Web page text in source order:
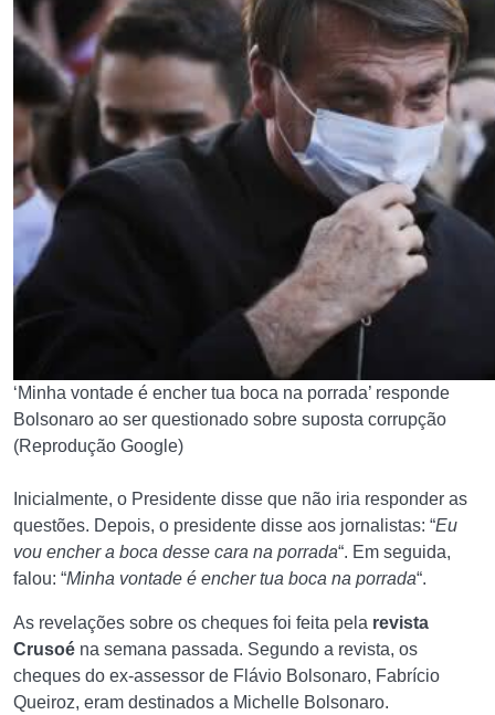
‘Minha vontade é encher tua boca na porrada’ responde
Bolsonaro ao ser questionado sobre suposta corrupção
(Reprodução Google)
Inicialmente, o Presidente disse que não iria responder as
questões. Depois, o presidente disse aos jornalistas: “Eu
vou encher a boca desse cara na porrada“. Em seguida,
falou: “Minha vontade é encher tua boca na porrada“.
As revelações sobre os cheques foi feita pela revista
Crusoé na semana passada. Segundo a revista, os
cheques do ex-assessor de Flávio Bolsonaro, Fabrício
Queiroz, eram destinados a Michelle Bolsonaro.